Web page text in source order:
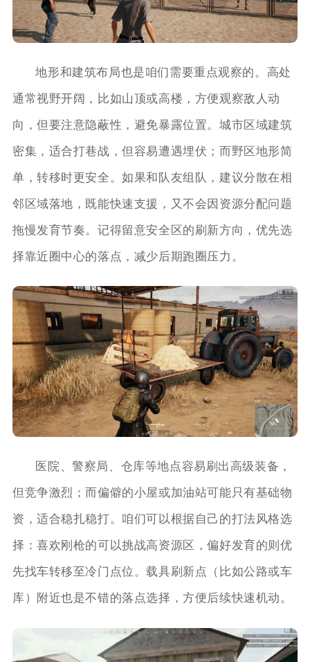
地形和建筑布局也是咱们需要重点观察的。高处
通常视野开阔，比如山顶或高楼，方便观察敌人动
向，但要注意隐蔽性，避免暴露位置。城市区域建筑
密集，适合打巷战，但容易遭遇埋伏；而野区地形简
单，转移时更安全。如果和队友组队，建议分散在相
邻区域落地，既能快速支援，又不会因资源分配问题
拖慢发育节奏。记得留意安全区的刷新方向，优先选
择靠近圈中心的落点，减少后期跑圈压力。
医院、警察局、仓库等地点容易刷出高级装备，
但竞争激烈；而偏僻的小屋或加油站可能只有基础物
资，适合稳扎稳打。咱们可以根据自己的打法风格选
择：喜欢刚枪的可以挑战高资源区，偏好发育的则优
先找车转移至冷门点位。载具刷新点（比如公路或车
库）附近也是不错的落点选择，方便后续快速机动。